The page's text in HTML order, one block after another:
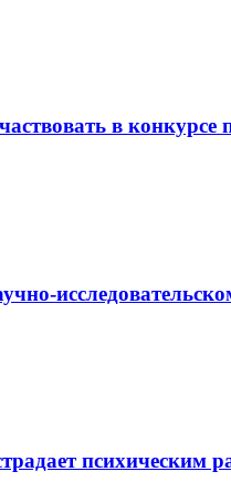
в конкурсе
психическим